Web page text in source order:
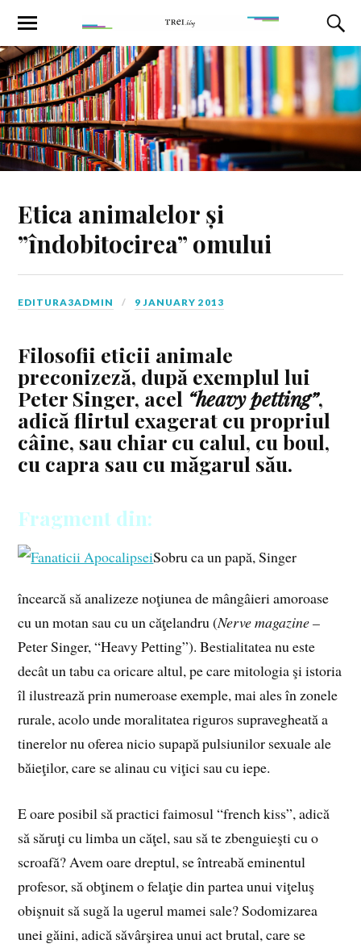
Etica animalelor și
”îndobitocirea” omului
EDITURA3ADMIN 9 JANUARY 2013
Filosofii eticii animale
preconizeză, după exemplul lui
Peter Singer, acel “heavy petting”,
adică flirtul exagerat cu propriul
câine, sau chiar cu calul, cu boul,
cu capra sau cu măgarul său.
Fragment din:
Sobru ca un papă, Singer
încearcă să analizeze noţiunea de mângâieri amoroase
cu un motan sau cu un căţelandru (Nerve magazine –
Peter Singer, “Heavy Petting”). Bestialitatea nu este
decât un tabu ca oricare altul, pe care mitologia şi istoria
îl ilustrează prin numeroase exemple, mai ales în zonele
rurale, acolo unde moralitatea riguros supravegheată a
tinerelor nu oferea nicio supapă pulsiunilor sexuale ale
băieţilor, care se alinau cu viţici sau cu iepe.
E oare posibil să practici faimosul “french kiss”, adică
să săruţi cu limba un căţel, sau să te zbenguieşti cu o
scroafă? Avem oare dreptul, se întreabă eminentul
profesor, să obţinem o felaţie din partea unui viţeluş
obişnuit să sugă la ugerul mamei sale? Sodomizarea
unei găini, adică săvârşirea unui act brutal, care se